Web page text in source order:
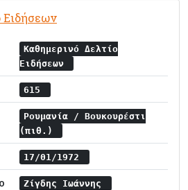
Ειδήσεων
Καθημερινό Δελτίο
Ειδήσεων
615
Ρουμανία / Βουκουρέστι
(πιθ.)
17/01/1972
Ζίγδης Ιωάννης